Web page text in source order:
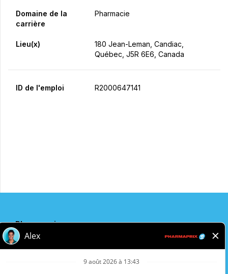
Domaine de la
carrière
Pharmacie
Lieu(x)
180 Jean-Leman, Candiac,
Québec, J5R 6E6, Canada
ID de l'emploi R2000647141
Pharmaprix
Adresse de l'entreprise
243 Consumers Road